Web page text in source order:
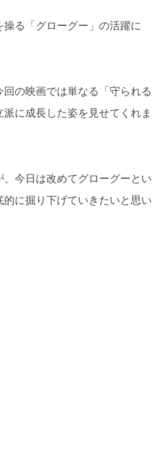
る「グローグー」の活躍に
の映画では単なる「守られる
に成長した姿を見せてくれま
今日は改めてグローグーとい
に掘り下げていきたいと思い